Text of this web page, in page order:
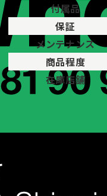
付属品
保証
メンテナンス
商品程度
在庫店舗